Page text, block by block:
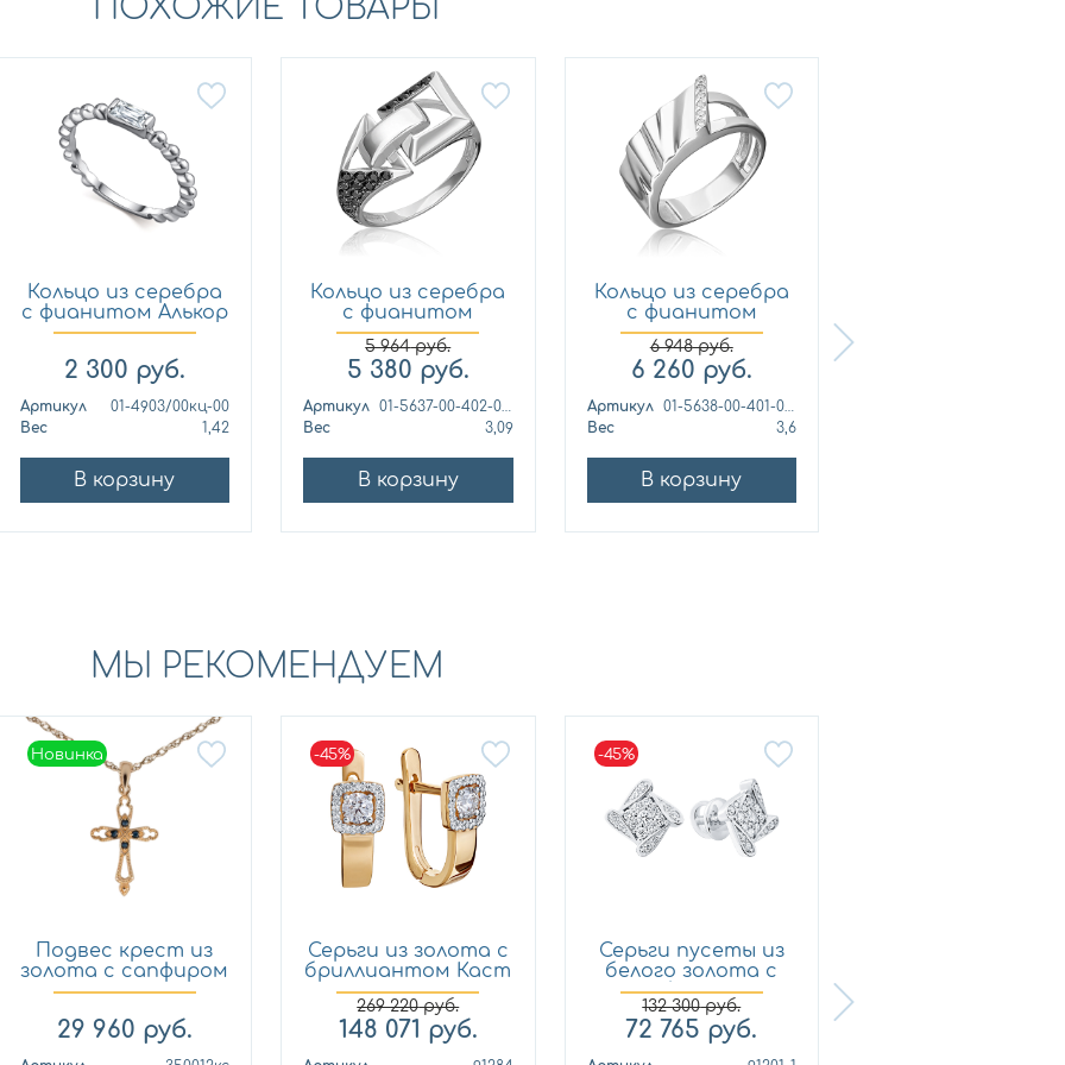
ПОХОЖИЕ ТОВАРЫ
Кольцо из серебра
с фианитом Алькор
0...
2 300 руб.
Артикул
01-4903/00кц-00
Вес
1,42
В корзину
Кольцо из серебра
с фианитом
Платина ...
5 964руб.
5 380 руб.
Артикул
01-5637-00-402-0200
Вес
3,09
В корзину
Кольцо из серебра
с фианитом
Платина ...
6 948руб.
6 260 руб.
Артикул
01-5638-00-401-0200
Вес
3,6
В корзину
МЫ РЕКОМЕНДУЕМ
Новинка
Новинка
Подвес крест из
золота с сапфиром
Кло...
29 960 руб.
-45%
Серьги из золота с
бриллиантом Каст
ю...
269 220руб.
148 071 руб.
-45%
Серьги пусеты из
белого золота с
брил...
132 300руб.
72 765 руб.